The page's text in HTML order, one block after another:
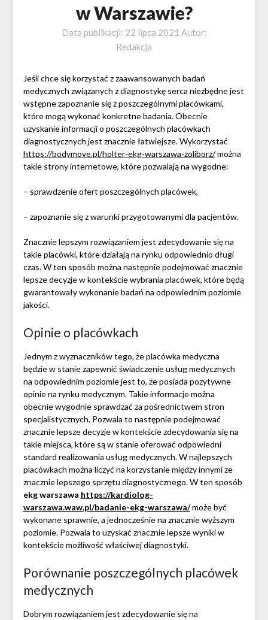
w Warszawie?
Data publikacji: 22 lipca 2021 Autor:
Redakcja
Jeśli chce się korzystać z zaawansowanych badań
medycznych związanych z diagnostykę serca niezbędne jest
wstępne zapoznanie się z poszczególnymi placówkami,
które mogą wykonać konkretne badania. Obecnie
uzyskanie informacji o poszczególnych placówkach
diagnostycznych jest znacznie łatwiejsze. Wykorzystać
https://bodymove.pl/holter-ekg-warszawa-zoliborz/można
takie strony internetowe, które pozwalają na wygodne:
– sprawdzenie ofert poszczególnych placówek,
– zapoznanie się z warunki przygotowanymi dla pacjentów.
Znacznie lepszym rozwiązaniem jest zdecydowanie się na
takie placówki, które działają na rynku odpowiednio długi
czas. W ten sposób można następnie podejmować znacznie
lepsze decyzje w kontekście wybrania placówek, które będą
gwarantowały wykonanie badań na odpowiednim poziomie
jakości.
Opinie o placówkach
Jednym z wyznaczników tego, że placówka medyczna
będzie w stanie zapewnić świadczenie usług medycznych
na odpowiednim poziomie jest to, że posiada pozytywne
opinie na rynku medycznym. Takie informacje można
obecnie wygodnie sprawdzać za pośrednictwem stron
specjalistycznych. Pozwala to następnie podejmować
znacznie lepsze decyzje w kontekście zdecydowania się na
takie miejsca, które są w stanie oferować odpowiedni
standard realizowania usług medycznych. W najlepszych
placówkach można liczyć na korzystanie między innymi ze
znacznie lepszego sprzętu diagnostycznego. W ten sposób
ekg warszawa https://kardiolog-
warszawa.waw.pl/badanie-ekg-warszawa/ może być
wykonane sprawnie, a jednocześnie na znacznie wyższym
poziomie. Pozwala to uzyskać znacznie lepsze wyniki w
kontekście możliwość właściwej diagnostyki.
Porównanie poszczególnych placówek
medycznych
Dobrym rozwiązaniem jest zdecydowanie się na